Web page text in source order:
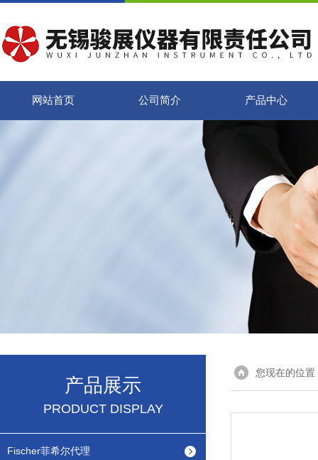
网站首页 公司简介 产品中心
产品展示
PRODUCT DISPLAY
Fischer菲希尔代理
您现在的位置